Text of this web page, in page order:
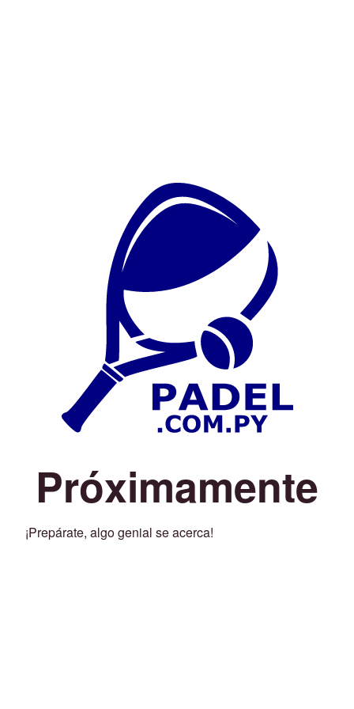
Próximamente
¡Prepárate, algo genial se acerca!